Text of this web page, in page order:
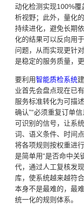
动化检测实现100%
析视野；此外，量化
持续进化，避免长期
化的结果可以反向用
问题，从而实现更针
是稳定的服务质量，
要利用智能质检系统
业首先会盘点现在已
服务标准转化为可描
确认”“必须重复订单
可识别的信号，让系
词、语义条件、时间
将各项规则按权重进
是简单用“是否命中关
代，通过人工复核发
库，使系统越来越符
本身不是最难的，最
统一化的规则体系。